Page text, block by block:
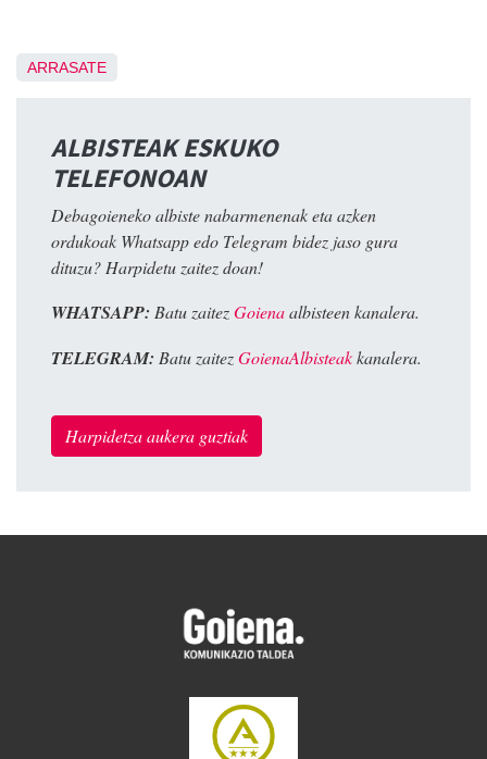
ARRASATE
ALBISTEAK ESKUKO
TELEFONOAN
Debagoieneko albiste nabarmenenak eta azken
ordukoak Whatsapp edo Telegram bidez jaso gura
dituzu? Harpidetu zaitez doan!
WHATSAPP: Batu zaitezGoienaalbisteen kanalera.
TELEGRAM: Batu zaitezGoienaAlbisteakkanalera.
Harpidetza aukera guztiak